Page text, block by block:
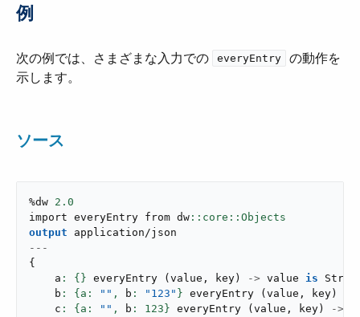
例
次の例では、さまざまな入力での ​ everyEntry
​ の動作を
示します。
ソース
%dw 2.0
import everyEntry from dw
output
application/json
---
{
    a
: {} everyEntry ( value , key ) -> value is
    b
: {a: "" , b : "123" } everyEntry ( value , key )
    c
: {a: "" , b : 123 } everyEntry ( value , key ) ->